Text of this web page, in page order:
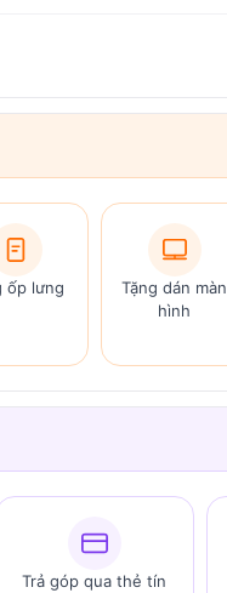
ốp lưng
Tặng dán màn
hình
Trả góp qua thẻ tín